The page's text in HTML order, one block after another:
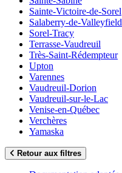
Sainte-Victoire-de-Sorel
Salaberry-de-Valleyfield
Sorel-Tracy
Terrasse-Vaudreuil
Très-Saint-Rédempteur
Upton
Varennes
Vaudreuil-Dorion
Vaudreuil-sur-le-Lac
Venise-en-Québec
Verchères
Yamaska
Retour aux filtres